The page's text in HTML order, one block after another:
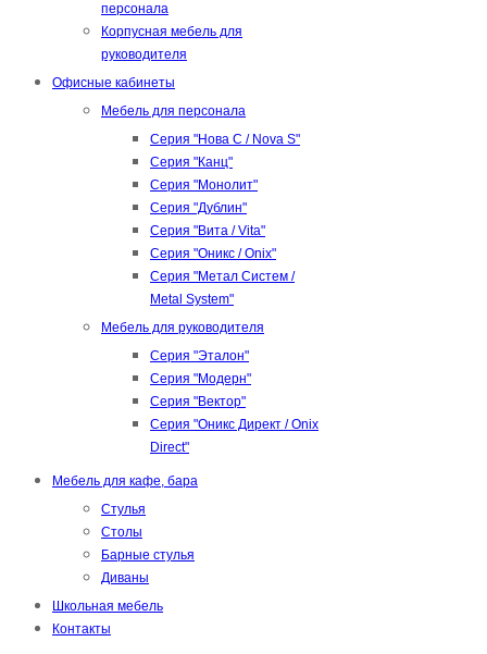
персонала
Корпусная мебель для
руководителя
Офисные кабинеты
Мебель для персонала
Серия "Нова С / Nova S"
Серия "Канц"
Серия "Монолит"
Серия "Дублин"
Серия "Вита / Vita"
Серия "Оникс / Onix"
Серия "Метал Систем /
Metal System"
Мебель для руководителя
Серия "Эталон"
Серия "Модерн"
Серия "Вектор"
Серия "Оникс Директ / Onix
Direct"
Мебель для кафе, бара
Стулья
Столы
Барные стулья
Диваны
Школьная мебель
Контакты